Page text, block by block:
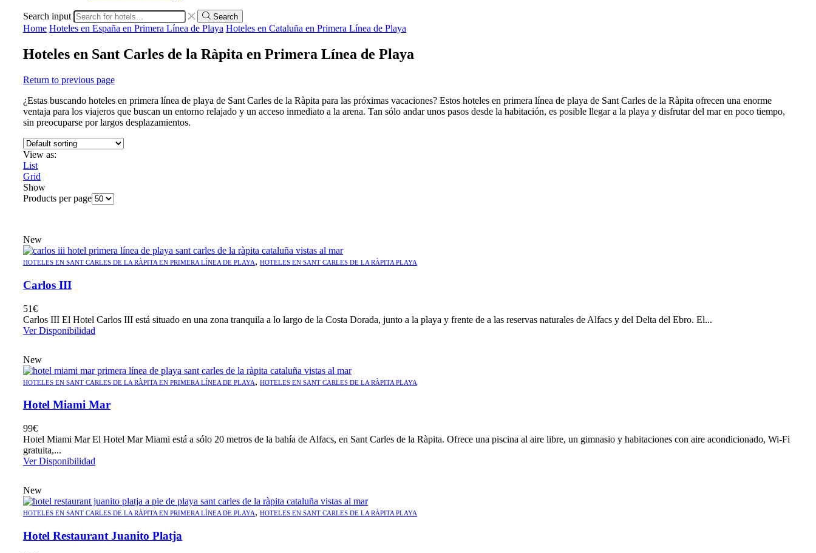
Search input Search
Home Hoteles en España en Primera Línea de Playa Hoteles en Cataluña en Primera Línea de Playa
Hoteles en Sant Carles de la Ràpita en Primera Línea de Playa
Return to previous page
¿Estas buscando hoteles en primera línea de playa de Sant Carles de la Ràpita para las próximas vacaciones? Estos hoteles en primera línea de playa de Sant Carles de la Ràpita ofrecen una enorme
ventaja para los viajeros que buscan un entorno relajado y un acceso inmediato a la arena. Tan sólo andar unos pasos desde la habitación, es posible llegar a la playa y disfrutar del mar en poco tiempo,
sin preocuparse por largos desplazamientos.
View as:
List
Grid
Show
Products per page
New
HOTELES EN SANT CARLES DE LA RÀPITA EN PRIMERA LÍNEA DE PLAYA, HOTELES EN SANT CARLES DE LA RÀPITA PLAYA
Carlos III
51€
Carlos III El Hotel Carlos III está situado en una zona tranquila a lo largo de la Costa Dorada, junto a la playa y frente de a las reservas naturales de Alfacs y del Delta del Ebro. El...
Ver Disponibilidad
New
HOTELES EN SANT CARLES DE LA RÀPITA EN PRIMERA LÍNEA DE PLAYA, HOTELES EN SANT CARLES DE LA RÀPITA PLAYA
Hotel Miami Mar
99€
Hotel Miami Mar El Hotel Mar Miami está a sólo 20 metros de la bahía de Alfacs, en Sant Carles de la Ràpita. Ofrece una piscina al aire libre, un gimnasio y habitaciones con aire acondicionado, Wi-Fi
gratuita,...
Ver Disponibilidad
New
HOTELES EN SANT CARLES DE LA RÀPITA EN PRIMERA LÍNEA DE PLAYA, HOTELES EN SANT CARLES DE LA RÀPITA PLAYA
Hotel Restaurant Juanito Platja